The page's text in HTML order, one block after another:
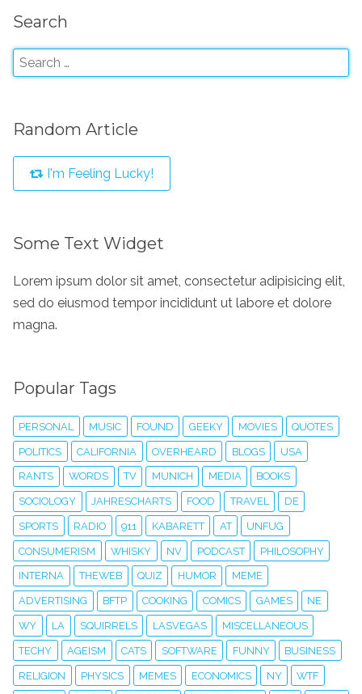
Search
Random Article
I'm Feeling Lucky!
Some Text Widget
Lorem ipsum dolor sit amet, consectetur adipisicing elit,
sed do eiusmod tempor incididunt ut labore et dolore
magna.
Popular Tags
PERSONAL MUSIC FOUND GEEKY MOVIES QUOTES
POLITICS CALIFORNIA OVERHEARD BLOGS USA
RANTS WORDS TV MUNICH MEDIA BOOKS
SOCIOLOGY JAHRESCHARTS FOOD TRAVEL DE
SPORTS RADIO 911 KABARETT AT UNFUG
CONSUMERISM WHISKY NV PODCAST PHILOSOPHY
INTERNA THEWEB QUIZ HUMOR MEME
ADVERTISING BFTP COOKING COMICS GAMES NE
WY LA SQUIRRELS LASVEGAS MISCELLANEOUS
TECHY AGEISM CATS SOFTWARE FUNNY BUSINESS
RELIGION PHYSICS MEMES ECONOMICS NY WTF